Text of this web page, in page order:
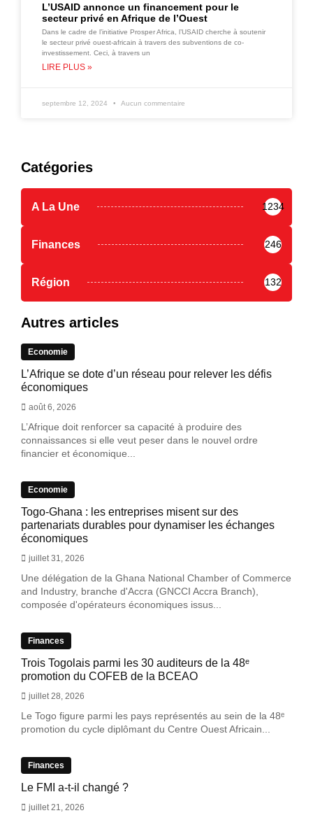
L’USAID annonce un financement pour le
secteur privé en Afrique de l’Ouest
Dans le cadre de l’initiative Prosper Africa, l’USAID cherche à soutenir
le secteur privé ouest-africain à travers des subventions de co-
investissement. Ceci, à travers un
LIRE PLUS »
septembre 12, 2024 Aucun commentaire
Catégories
A La Une 1234
Finances 246
Région 132
Autres articles
Economie
L’Afrique se dote d’un réseau pour relever les défis
économiques
août 6, 2026
L’Afrique doit renforcer sa capacité à produire des
connaissances si elle veut peser dans le nouvel ordre
financier et économique...
Economie
Togo-Ghana : les entreprises misent sur des
partenariats durables pour dynamiser les échanges
économiques
juillet 31, 2026
Une délégation de la Ghana National Chamber of Commerce
and Industry, branche d'Accra (GNCCI Accra Branch),
composée d'opérateurs économiques issus...
Finances
Trois Togolais parmi les 30 auditeurs de la 48ᵉ
promotion du COFEB de la BCEAO
juillet 28, 2026
Le Togo figure parmi les pays représentés au sein de la 48ᵉ
promotion du cycle diplômant du Centre Ouest Africain...
Finances
Le FMI a-t-il changé ?
juillet 21, 2026